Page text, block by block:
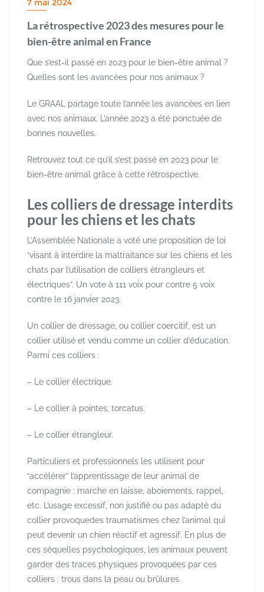
7 mai 2024
La rétrospective 2023 des mesures pour le
bien-être animal en France
Que s’est-il passé en 2023 pour le bien-être animal ?
Quelles sont les avancées pour nos animaux ?
Le GRAAL partage toute l’année les avancées en lien
avec nos animaux. L’année 2023 a été ponctuée de
bonnes nouvelles.
Retrouvez tout ce qu’il s’est passé en 2023 pour le
bien-être animal grâce à cette rétrospective.
Les colliers de dressage interdits
pour les chiens et les chats
L’Assemblée Nationale a voté une proposition de loi
“visant à interdire la maltraitance sur les chiens et les
chats par l’utilisation de colliers étrangleurs et
électriques”. Un vote à 111 voix pour contre 5 voix
contre le 16 janvier 2023.
Un collier de dressage, ou collier coercitif, est un
collier utilisé et vendu comme un collier d’éducation.
Parmi ces colliers :
– Le collier électrique.
– Le collier à pointes, torcatus.
– Le collier étrangleur.
Particuliers et professionnels les utilisent pour
“accélérer” l’apprentissage de leur animal de
compagnie : marche en laisse, aboiements, rappel,
etc. L’usage excessif, non justifié ou pas adapté du
collier provoquedes traumatismes chez l’animal qui
peut devenir un chien réactif et agressif. En plus de
ces séquelles psychologiques, les animaux peuvent
garder des traces physiques provoquées par ces
colliers : trous dans la peau ou brûlures.